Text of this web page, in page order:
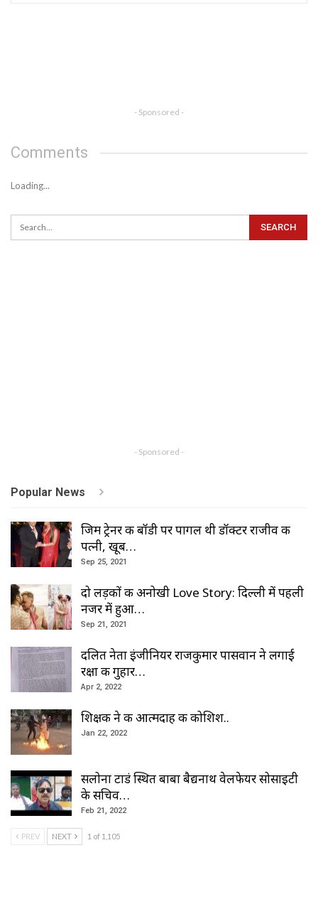
- Sponsored -
Comments
Loading...
- Sponsored -
Popular News
जिम ट्रेनर की बॉडी पर पागल थी डॉक्टर राजीव की
पत्नी, खूब…
Sep 25, 2021
दो लड़कों की अनोखी Love Story: दिल्ली में पहली
नजर में हुआ…
Sep 21, 2021
दलित नेता इंजीनियर राजकुमार पासवान ने लगाई
रक्षा की गुहार…
Apr 2, 2022
शिक्षक ने की आत्मदाह की कोशिश..
Jan 22, 2022
सलोना टाडं स्थित बाबा बैद्यनाथ वेलफेयर सोसाइटी
के सचिव…
Feb 21, 2022
PREV NEXT 1 of 1,105